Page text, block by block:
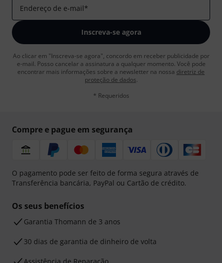
Endereço de e-mail*
Inscreva-se agora
Ao clicar em "Inscreva-se agora", concordo em receber publicidade por
e-mail. Posso cancelar a assinatura a qualquer momento. Você pode
encontrar mais informações sobre a newsletter na nossa diretriz de
proteção de dados.
* Requeridos
Compre e pague em segurança
O pagamento pode ser feito de forma segura através de
Transferência bancária, PayPal ou Cartão de crédito.
Os seus benefícios
Garantia Thomann de 3 anos
30 dias de garantia de dinheiro de volta